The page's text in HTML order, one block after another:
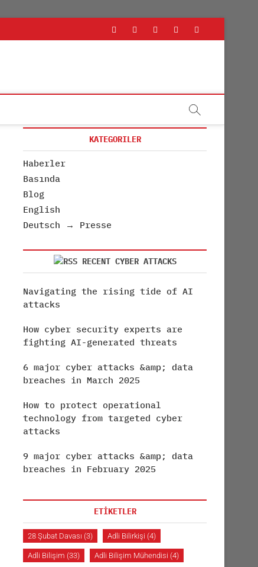
linkedin twitter youtube
KATEGORILER
Haberler
Basında
Blog
English
Deutsch → Presse
RECENT CYBER ATTACKS
Navigating the rising tide of AI
attacks
How cyber security experts are
fighting AI-generated threats
6 major cyber attacks &amp; data
breaches in March 2025
How to protect operational
technology from targeted cyber
attacks
9 major cyber attacks &amp; data
breaches in February 2025
ETİKETLER
28 Şubat Davası (3) Adli Bilirkişi (4)
Adli Bilişim (33) Adli Bilişim Mühendisi (4)